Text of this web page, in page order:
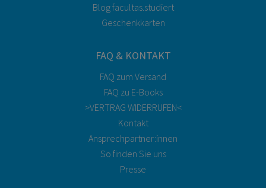
Blog facultas.studiert
Geschenkkarten
FAQ & KONTAKT
FAQ zum Versand
FAQ zu E-Books
>VERTRAG WIDERRUFEN<
Kontakt
Ansprechpartner:innen
So finden Sie uns
Presse